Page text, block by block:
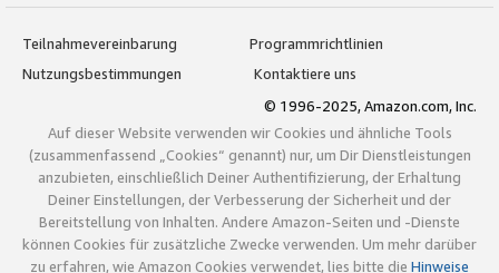
Teilnahmevereinbarung
Programmrichtlinien
Nutzungsbestimmungen
Kontaktiere uns
© 1996-2025, Amazon.com, Inc.
Auf dieser Website verwenden wir Cookies und ähnliche Tools
(zusammenfassend „Cookies“ genannt) nur, um Dir Dienstleistungen
anzubieten, einschließlich Deiner Authentifizierung, der Erhaltung
Deiner Einstellungen, der Verbesserung der Sicherheit und der
Bereitstellung von Inhalten. Andere Amazon-Seiten und -Dienste
können Cookies für zusätzliche Zwecke verwenden. Um mehr darüber
zu erfahren, wie Amazon Cookies verwendet, lies bitte die Hinweise